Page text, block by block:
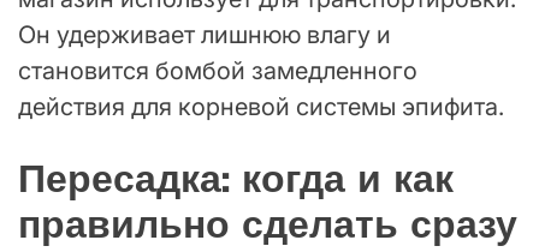
Он удерживает лишнюю влагу и
становится бомбой замедленного
действия для корневой системы эпифита.
Пересадка: когда и как
правильно сделать сразу